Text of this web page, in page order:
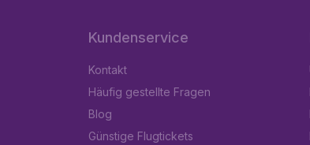
Kundenservice
Kontakt
Häufig gestellte Fragen
Blog
Günstige Flugtickets